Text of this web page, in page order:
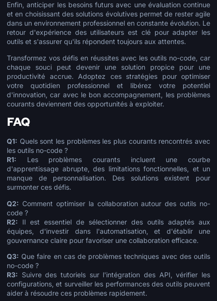
Enfin, anticiper les besoins futurs avec une évaluation continue
et en choisissant des solutions évolutives permet de rester agile
dans un environnement professionnel en constante évolution. Le
retour d'expérience des utilisateurs est clé pour adapter les
outils et s'assurer qu'ils répondent toujours aux attentes.
Transformez vos défis en réussites avec les outils no-code, car
chaque souci peut devenir une solution propice pour une
productivité accrue. Adoptez ces stratégies pour optimiser
votre quotidien professionnel et libérez votre potentiel
d'innovation, car avec le bon accompagnement, les problèmes
courants deviennent des opportunités à exploiter.
FAQ
Q1: Quels sont les problèmes les plus courants rencontrés avec
les outils no-code ?
R1: Les problèmes courants incluent une courbe
d'apprentissage abrupte, des limitations fonctionnelles, et un
manque de personnalisation. Des solutions existent pour
surmonter ces défis.
Q2: Comment optimiser la collaboration autour des outils no-
code ?
R2: Il est essentiel de sélectionner des outils adaptés aux
équipes, d'investir dans l'automatisation, et d'établir une
gouvernance claire pour favoriser une collaboration efficace.
Q3: Que faire en cas de problèmes techniques avec des outils
no-code ?
R3: Suivre des tutoriels sur l'intégration des API, vérifier les
configurations, et surveiller les performances des outils peuvent
aider à résoudre ces problèmes rapidement.